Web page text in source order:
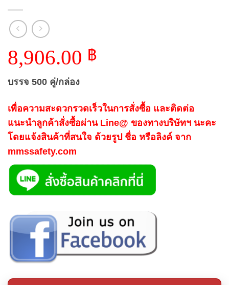
8,906.00 ฿
บรรจ 500 คู่/กล่อง
เพื่อความสะดวกรวดเร็วในการสั่งซื้อ และติดต่อ
แนะนำลูกค้าสั่งซื้อผ่าน Line@ ของทางบริษัทฯ นะคะ
โดยแจ้งสินค้าที่สนใจ ด้วยรูป ชื่อ หรือลิงค์ จาก
mmssafety.com